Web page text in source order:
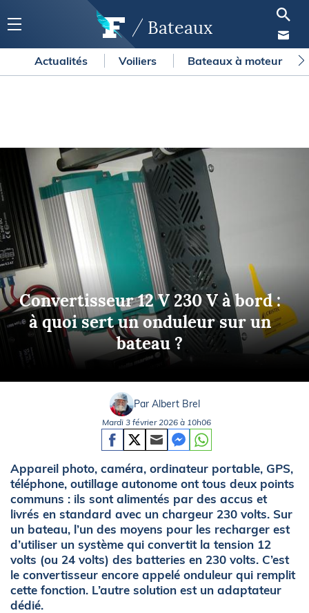
Bateaux
Actualités Voiliers Bateaux à moteur
Convertisseur 12 V 230 V à bord :
à quoi sert un onduleur sur un
bateau ?
Par Albert Brel
Mardi 3 février 2026 à 10h06
Appareil photo, caméra, ordinateur portable, GPS,
téléphone, outillage autonome ont tous deux points
communs : ils sont alimentés par des accus et
livrés en standard avec un chargeur 230 volts. Sur
un bateau, l’un des moyens pour les recharger est
d’utiliser un système qui convertit la tension 12
volts (ou 24 volts) des batteries en 230 volts. C’est
le convertisseur encore appelé onduleur qui remplit
cette fonction. L’autre solution est un adaptateur
dédié.